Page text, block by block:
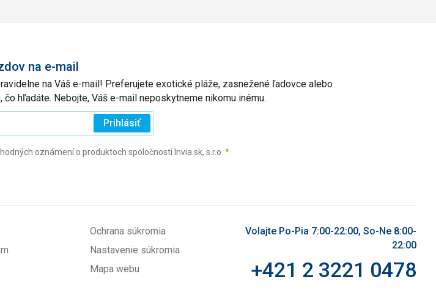
na e-mail
na Váš e-mail! Preferujete exotické pláže, zasnežené ľadovce alebo
hľadáte. Nebojte, Váš e-mail neposkytneme nikomu inému.
Prihlásiť
oznámení o produktoch spoločnosti Invia.sk, s.r.o. *(povinné)
Ochrana súkromia
Nastavenie súkromia
Mapa webu
Volajte Po-Pia 7:00-22:00, So-Ne 8:00-
22:00
+421 2 3221 0478